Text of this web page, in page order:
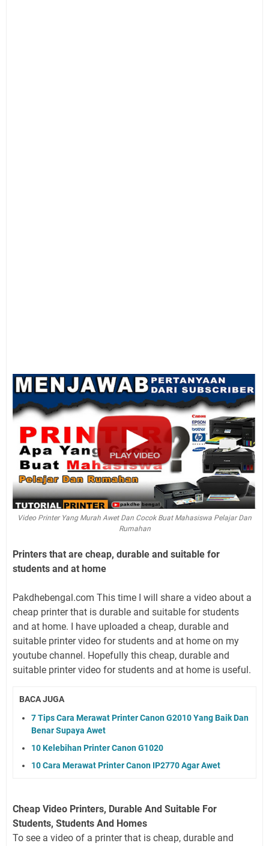
Video Printer Yang Murah Awet Dan Cocok Buat Mahasiswa Pelajar Dan
Rumahan
Printers that are cheap, durable and suitable for
students and at home
Pakdhebengal.com This time I will share a video about a
cheap printer that is durable and suitable for students
and at home. I have uploaded a cheap, durable and
suitable printer video for students and at home on my
youtube channel. Hopefully this cheap, durable and
suitable printer video for students and at home is useful.
BACA JUGA
7 Tips Cara Merawat Printer Canon G2010 Yang Baik Dan
Benar Supaya Awet
10 Kelebihan Printer Canon G1020
10 Cara Merawat Printer Canon IP2770 Agar Awet
Cheap Video Printers, Durable And Suitable For
Students, Students And Homes
To see a video of a printer that is cheap, durable and